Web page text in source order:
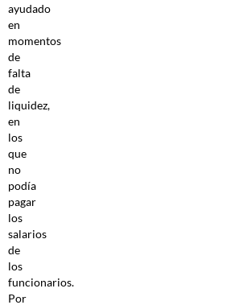
ayudado
en
momentos
de
falta
de
liquidez,
en
los
que
no
podía
pagar
los
salarios
de
los
funcionarios.
Por